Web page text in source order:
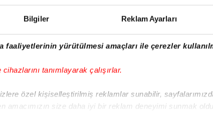
Bilgiler Reklam Ayarları
faaliyetlerinin yürütülmesi amaçları ile çerezler
tanımlayarak çalışırlar.
özel kişiselleştirilmiş reklamlar sunabilir,
amacımızın size daha iyi bir reklam deneyimi sunmak